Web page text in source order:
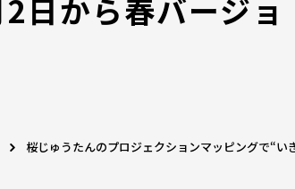
日から春バージョ